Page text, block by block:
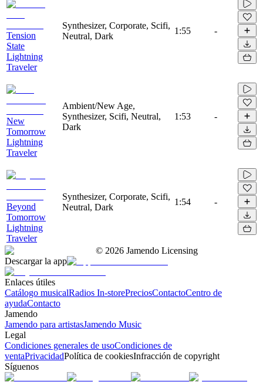
Tension
State
Lightning
Traveler
Synthesizer, Corporate, Scifi,
Neutral, Dark
1:55 -
New
Tomorrow
Lightning
Traveler
Ambient/New Age,
Synthesizer, Scifi, Neutral,
Dark
1:53 -
Beyond
Tomorrow
Lightning
Traveler
Synthesizer, Corporate, Scifi,
Neutral, Dark
1:54 -
© 2026 Jamendo Licensing
Descargar la app
Enlaces útiles
Catálogo musicalRadios In-storePreciosContactoCentro de
ayudaContacto
Jamendo
Jamendo para artistasJamendo Music
Legal
Condiciones generales de usoCondiciones de
ventaPrivacidadPolítica de cookiesInfracción de copyright
Síguenos